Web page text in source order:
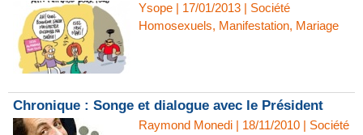
Ysope | 17/01/2013 | Société
Homosexuels, Manifestation, Mariage
Chronique : Songe et dialogue avec le Président
Raymond Monedi | 18/11/2010 | Société